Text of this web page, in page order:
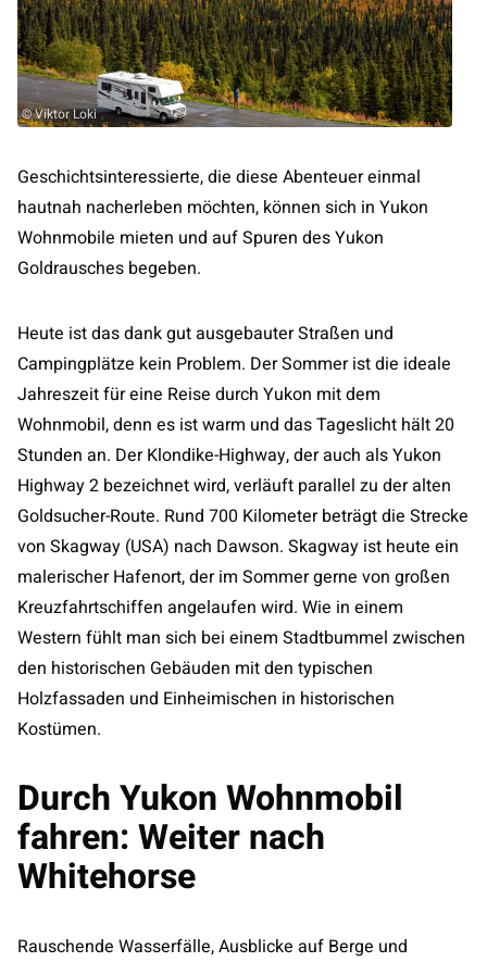
© Viktor Loki
Geschichtsinteressierte, die diese Abenteuer einmal
hautnah nacherleben möchten, können sich in Yukon
Wohnmobile mieten und auf Spuren des Yukon
Goldrausches begeben.
Heute ist das dank gut ausgebauter Straßen und
Campingplätze kein Problem. Der Sommer ist die ideale
Jahreszeit für eine Reise durch Yukon mit dem
Wohnmobil, denn es ist warm und das Tageslicht hält 20
Stunden an. Der Klondike-Highway, der auch als Yukon
Highway 2 bezeichnet wird, verläuft parallel zu der alten
Goldsucher-Route. Rund 700 Kilometer beträgt die Strecke
von Skagway (USA) nach Dawson. Skagway ist heute ein
malerischer Hafenort, der im Sommer gerne von großen
Kreuzfahrtschiffen angelaufen wird. Wie in einem
Western fühlt man sich bei einem Stadtbummel zwischen
den historischen Gebäuden mit den typischen
Holzfassaden und Einheimischen in historischen
Kostümen.
Durch Yukon Wohnmobil
fahren: Weiter nach
Whitehorse
Rauschende Wasserfälle, Ausblicke auf Berge und